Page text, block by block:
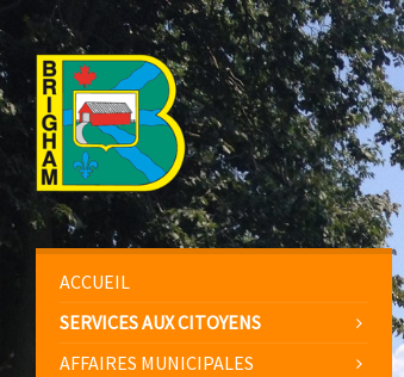
ACCUEIL
SERVICES AUX CITOYENS
AFFAIRES MUNICIPALES